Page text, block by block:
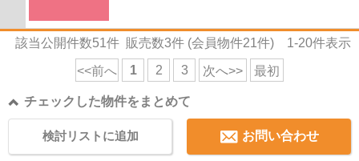
該当公開件数51件 販売数3件 (会員物件21件) 1-20件表示
<<前へ 1 2 3 次へ>> 最初
チェックした物件をまとめて
お問い合わせ
検討リストに追加